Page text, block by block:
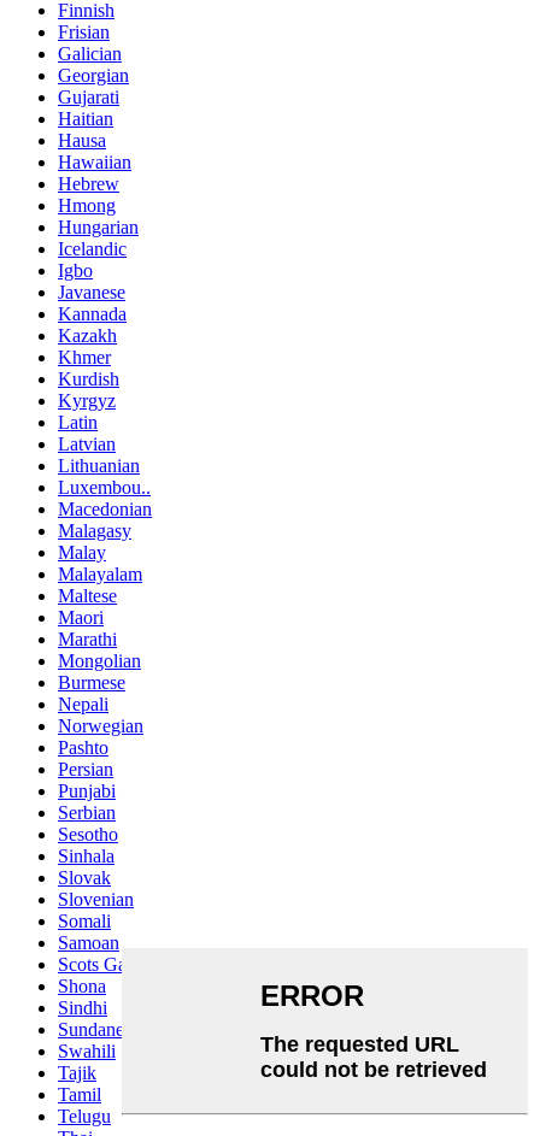
Finnish
Frisian
Galician
Georgian
Gujarati
Haitian
Hausa
Hawaiian
Hebrew
Hmong
Hungarian
Icelandic
Igbo
Javanese
Kannada
Kazakh
Khmer
Kurdish
Kyrgyz
Latin
Latvian
Lithuanian
Luxembou..
Macedonian
Malagasy
Malay
Malayalam
Maltese
Maori
Marathi
Mongolian
Burmese
Nepali
Norwegian
Pashto
Persian
Punjabi
Serbian
Sesotho
Sinhala
Slovak
Slovenian
Somali
Samoan
Scots Gaelic
Shona
Sindhi
Sundanese
Swahili
Tajik
Tamil
Telugu